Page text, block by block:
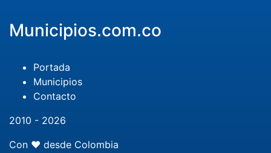
Municipios.com.co
Portada
Municipios
Contacto
2010 - 2026
Con ❤️ desde Colombia